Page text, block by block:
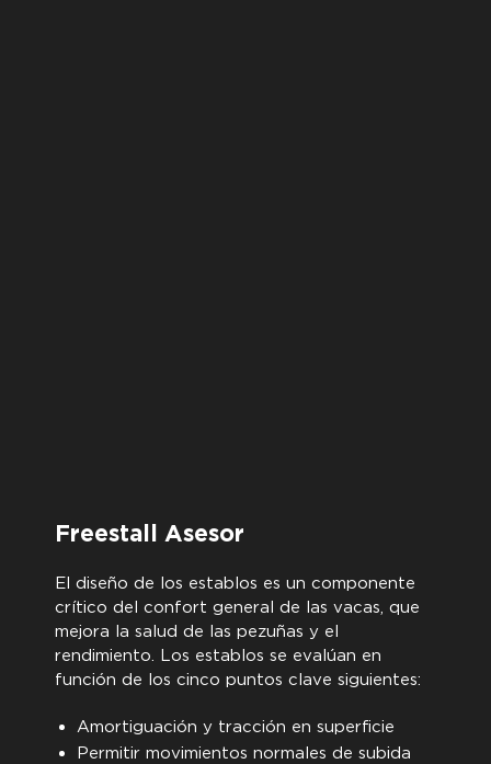
Freestall Asesor
El diseño de los establos es un componente
crítico del confort general de las vacas, que
mejora la salud de las pezuñas y el
rendimiento. Los establos se evalúan en
función de los cinco puntos clave siguientes:
Amortiguación y tracción en superficie
Permitir movimientos normales de subida